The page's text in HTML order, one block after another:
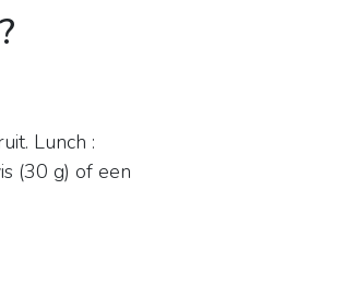
Lunch :
(30 g) of een